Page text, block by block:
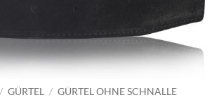
/ GÜRTEL / GÜRTEL OHNE SCHNALLE